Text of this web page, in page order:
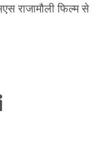
राजामौली फिल्म से